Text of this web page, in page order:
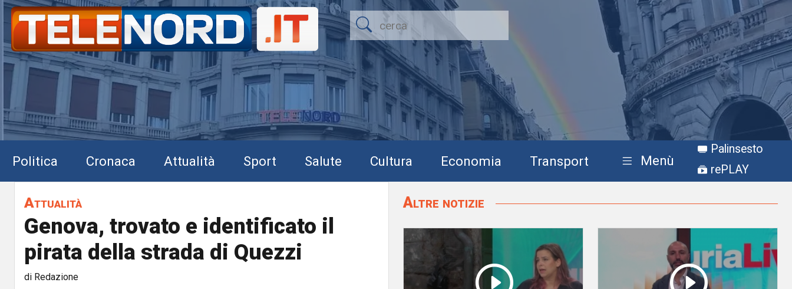
Politica Cronaca Attualità Sport Salute Cultura Economia Transport Menù
Palinsesto
rePLAY
Attualità
Genova, trovato e identificato il
pirata della strada di Quezzi
di Redazione
Altre notizie